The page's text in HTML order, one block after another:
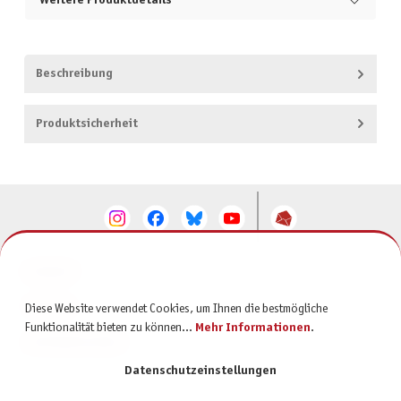
Beschreibung
Produktsicherheit
SERVICE
Diese Website verwendet Cookies, um Ihnen die bestmögliche
Funktionalität bieten zu können... Mehr Informationen.
Datenschutzeinstellungen